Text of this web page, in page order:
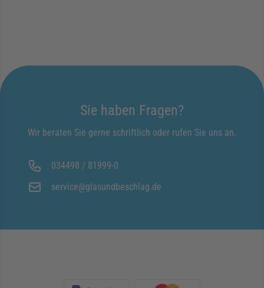
Sie haben Fragen?
Wir beraten Sie gerne schriftlich oder rufen Sie uns an.
034498 / 81999-0
service@glasundbeschlag.de